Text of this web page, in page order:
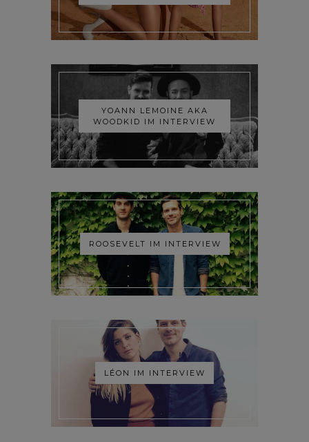
YOANN LEMOINE AKA
WOODKID IM INTERVIEW
ROOSEVELT IM INTERVIEW
LÉON IM INTERVIEW